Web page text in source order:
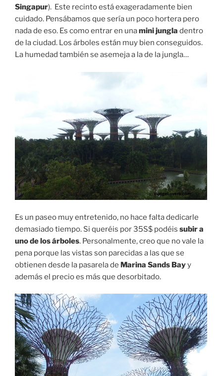
Singapur). Este recinto está exageradamente bien
cuidado. Pensábamos que sería un poco hortera pero
nada de eso. Es como entrar en unamini jungla dentro
de la ciudad. Los árboles están muy bien conseguidos.
La humedad también se asemeja a la de la jungla…
Es un paseo muy entretenido, no hace falta dedicarle
demasiado tiempo. Si queréis por 35S$ podéis subir a
uno de los árboles. Personalmente, creo que no vale la
pena porque las vistas son parecidas a las que se
obtienen desde la pasarela de Marina Sands Bayy
además el precio es más que desorbitado.